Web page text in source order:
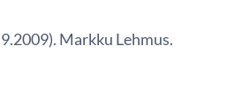
Markku Lehmus.